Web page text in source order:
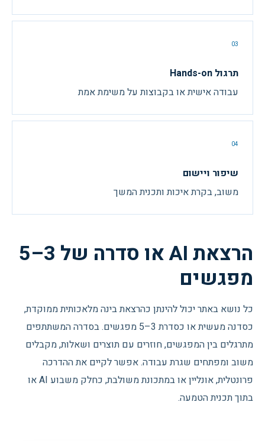
03
תרגול Hands-on
עבודה אישית או בקבוצות על משימת אמת
04
שיפור ויישום
משוב, בקרת איכות ותכנית המשך
הרצאת AI או סדרה של 3–5
מפגשים
כל נושא באתר יכול להינתן כהרצאת בינה מלאכותית ממוקדת,
כסדנה מעשית או כסדרת 3–5 מפגשים. בסדרה המשתתפים
מתרגלים בין המפגשים, חוזרים עם תוצרים ושאלות, מקבלים
משוב ומפתחים שגרת עבודה. אפשר לקיים את ההדרכה
פרונטלית, אונליין או במתכונת משולבת, כחלק משבוע AI או
בתוך תכנית הטמעה.